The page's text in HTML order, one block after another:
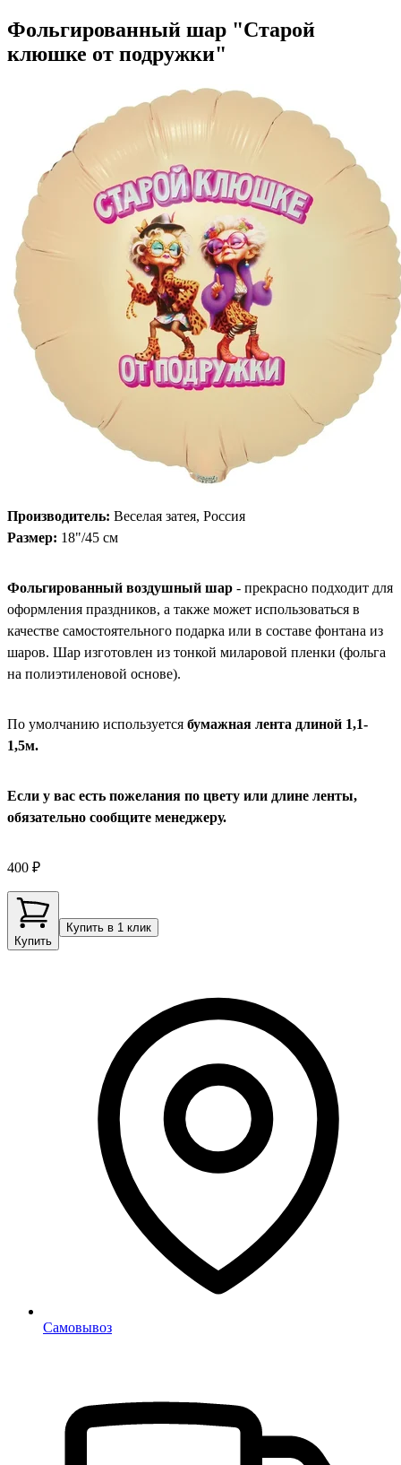
Фольгированный шар "Старой
клюшке от подружки"
Производитель: Веселая затея, Россия
Размер: 18"/45 см
Фольгированный воздушный шар - прекрасно подходит для
оформления праздников, а также может использоваться в
качестве самостоятельного подарка или в составе фонтана из
шаров. Шар изготовлен из тонкой миларовой пленки (фольга
на полиэтиленовой основе).
По умолчанию используется бумажная лента длиной 1,1-
1,5м.
Если у вас есть пожелания по цвету или длине ленты,
обязательно сообщите менеджеру.
400 ₽
Купить
Купить в 1 клик
Самовывоз